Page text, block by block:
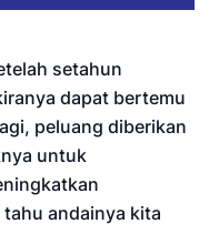
setahun
dapat bertemu
peluang diberikan
untuk
andainya kita